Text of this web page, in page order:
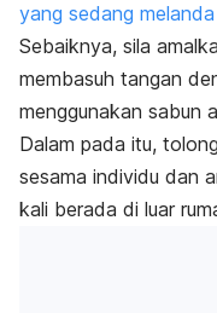
yang sedang
Sebaiknya, sila
membasuh tangan
menggunakan sabun
Dalam pada itu,
sesama individu dan
kali berada di luar